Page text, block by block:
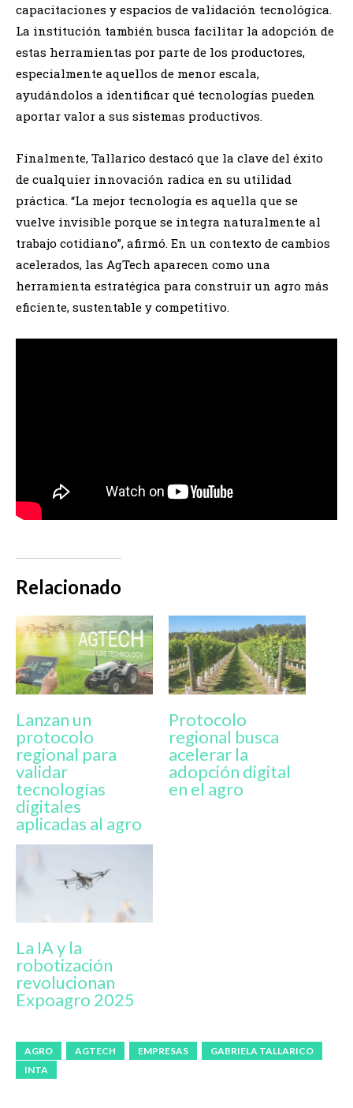
capacitaciones y espacios de validación tecnológica.
La institución también busca facilitar la adopción de
estas herramientas por parte de los productores,
especialmente aquellos de menor escala,
ayudándolos a identificar qué tecnologías pueden
aportar valor a sus sistemas productivos.
Finalmente, Tallarico destacó que la clave del éxito
de cualquier innovación radica en su utilidad
práctica. “La mejor tecnología es aquella que se
vuelve invisible porque se integra naturalmente al
trabajo cotidiano”, afirmó. En un contexto de cambios
acelerados, las AgTech aparecen como una
herramienta estratégica para construir un agro más
eficiente, sustentable y competitivo.
Relacionado
Lanzan un
protocolo
regional para
validar
tecnologías
digitales
aplicadas al agro
Protocolo
regional busca
acelerar la
adopción digital
en el agro
La IA y la
robotización
revolucionan
Expoagro 2025
AGRO AGTECH EMPRESAS
GABRIELA TALLARICO
INTA